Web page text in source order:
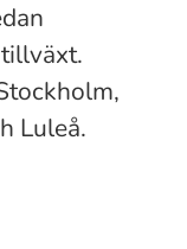
Luleå.